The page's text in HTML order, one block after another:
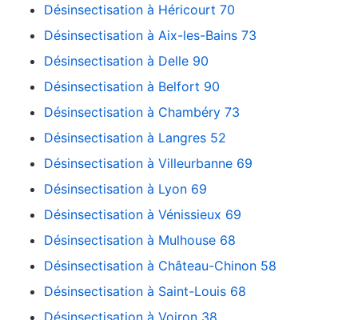
Désinsectisation à Héricourt 70
Désinsectisation à Aix-les-Bains 73
Désinsectisation à Delle 90
Désinsectisation à Belfort 90
Désinsectisation à Chambéry 73
Désinsectisation à Langres 52
Désinsectisation à Villeurbanne 69
Désinsectisation à Lyon 69
Désinsectisation à Vénissieux 69
Désinsectisation à Mulhouse 68
Désinsectisation à Château-Chinon 58
Désinsectisation à Saint-Louis 68
Désinsectisation à Voiron 38